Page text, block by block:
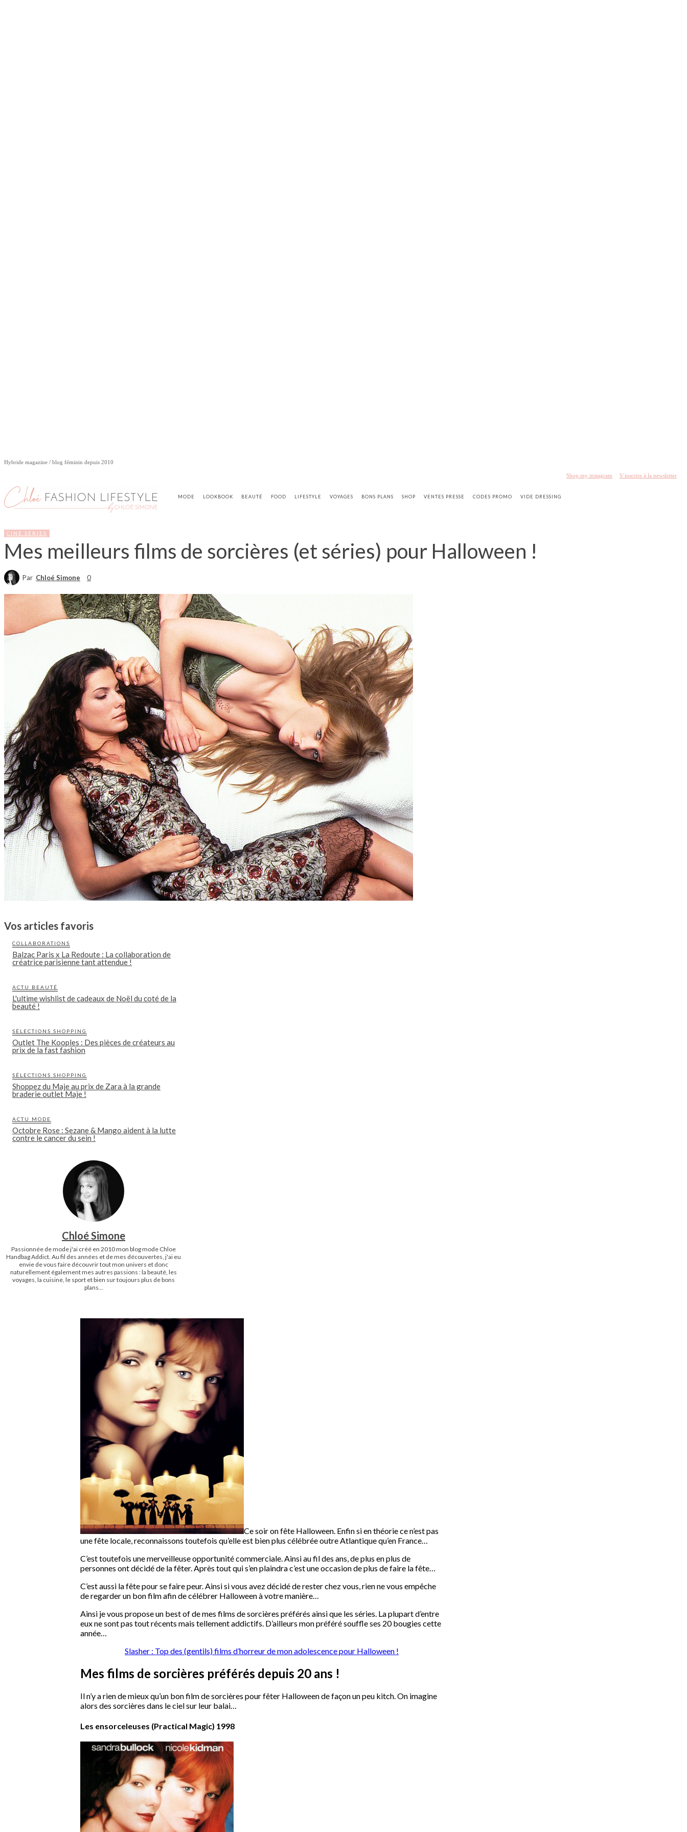
Hybride magazine / blog féminin depuis 2010
Shop my instagram S’inscrire à la newsletter
MODE LOOKBOOK BEAUTÉ FOOD LIFESTYLE VOYAGES BONS PLANS SHOP VENTES PRESSE CODES PROMO VIDE DRESSING
CINÉ SÉRIES
Mes meilleurs films de sorcières (et séries) pour Halloween !
Par Chloé Simone 0
Vos articles favoris
COLLABORATIONS
Balzac Paris x La Redoute : La collaboration de
créatrice parisienne tant attendue !
ACTU BEAUTÉ
L'ultime wishlist de cadeaux de Noël du coté de la
beauté !
SÉLECTIONS SHOPPING
Outlet The Kooples : Des pièces de créateurs au
prix de la fast fashion
SÉLECTIONS SHOPPING
Shoppez du Maje au prix de Zara à la grande
braderie outlet Maje !
ACTU MODE
Octobre Rose : Sezane & Mango aident à la lutte
contre le cancer du sein !
Chloé Simone
Passionnée de mode j'ai créé en 2010 mon blog mode Chloe
Handbag Addict. Au fil des années et de mes découvertes, j'ai eu
envie de vous faire découvrir tout mon univers et donc
naturellement également mes autres passions : la beauté, les
voyages, la cuisine, le sport et bien sur toujours plus de bons
plans...
Ce soir on fête Halloween. Enfin si en théorie ce n’est pas
une fête locale, reconnaissons toutefois qu’elle est bien plus célébrée outre Atlantique qu’en France…
C’est toutefois une merveilleuse opportunité commerciale. Ainsi au fil des ans, de plus en plus de
personnes ont décidé de la fêter. Après tout qui s’en plaindra c’est une occasion de plus de faire la fête…
C’est aussi la fête pour se faire peur. Ainsi si vous avez décidé de rester chez vous, rien ne vous empêche
de regarder un bon film afin de célébrer Halloween à votre manière…
Ainsi je vous propose un best of de mes films de sorcières préférés ainsi que les séries. La plupart d’entre
eux ne sont pas tout récents mais tellement addictifs. D’ailleurs mon préféré souffle ses 20 bougies cette
année…
Slasher : Top des (gentils) films d’horreur de mon adolescence pour Halloween !
Mes films de sorcières préférés depuis 20 ans !
Il n’y a rien de mieux qu’un bon film de sorcières pour fêter Halloween de façon un peu kitch. On imagine
alors des sorcières dans le ciel sur leur balai…
Les ensorceleuses (Practical Magic) 1998